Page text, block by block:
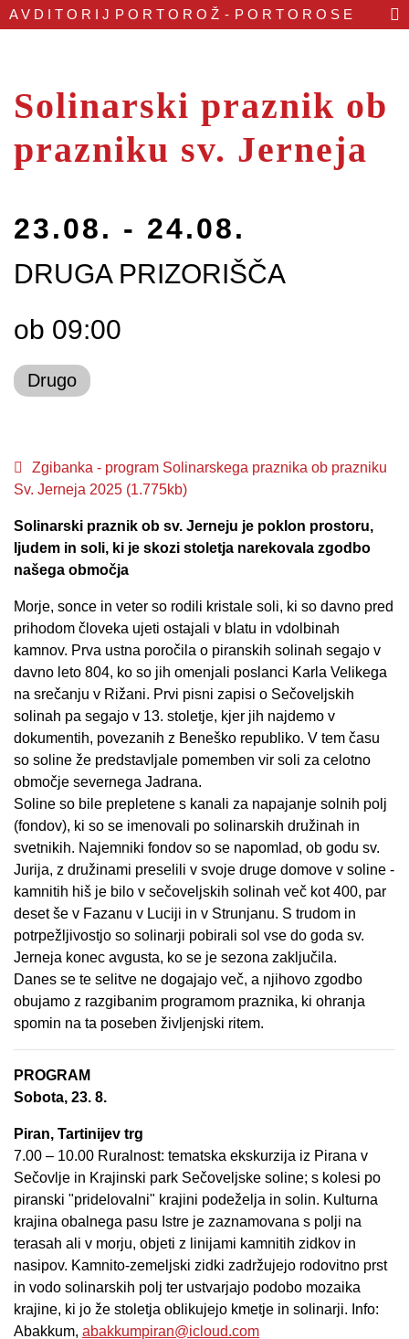
AVDITORIJ PORTOROŽ - PORTOROSE
Solinarski praznik ob
prazniku sv. Jerneja
23.08. - 24.08.
DRUGA PRIZORIŠČA
ob 09:00
Drugo
Zgibanka - program Solinarskega praznika ob prazniku
Sv. Jerneja 2025 (1.775kb)
Solinarski praznik ob sv. Jerneju je poklon prostoru,
ljudem in soli, ki je skozi stoletja narekovala zgodbo
našega območja
Morje, sonce in veter so rodili kristale soli, ki so davno pred
prihodom človeka ujeti ostajali v blatu in vdolbinah
kamnov. Prva ustna poročila o piranskih solinah segajo v
davno leto 804, ko so jih omenjali poslanci Karla Velikega
na srečanju v Rižani. Prvi pisni zapisi o Sečoveljskih
solinah pa segajo v 13. stoletje, kjer jih najdemo v
dokumentih, povezanih z Beneško republiko. V tem času
so soline že predstavljale pomemben vir soli za celotno
območje severnega Jadrana.
Soline so bile prepletene s kanali za napajanje solnih polj
(fondov), ki so se imenovali po solinarskih družinah in
svetnikih. Najemniki fondov so se napomlad, ob godu sv.
Jurija, z družinami preselili v svoje druge domove v soline -
kamnitih hiš je bilo v sečoveljskih solinah več kot 400, par
deset še v Fazanu v Luciji in v Strunjanu. S trudom in
potrpežljivostjo so solinarji pobirali sol vse do goda sv.
Jerneja konec avgusta, ko se je sezona zaključila.
Danes se te selitve ne dogajajo več, a njihovo zgodbo
obujamo z razgibanim programom praznika, ki ohranja
spomin na ta poseben življenjski ritem.
PROGRAM
Sobota, 23. 8.
Piran, Tartinijev trg
7.00 – 10.00 Ruralnost: tematska ekskurzija iz Pirana v
Sečovlje in Krajinski park Sečoveljske soline; s kolesi po
piranski "pridelovalni" krajini podeželja in solin. Kulturna
krajina obalnega pasu Istre je zaznamovana s polji na
terasah ali v morju, objeti z linijami kamnitih zidkov in
nasipov. Kamnito-zemeljski zidki zadržujejo rodovitno prst
in vodo solinarskih polj ter ustvarjajo podobo mozaika
krajine, ki jo že stoletja oblikujejo kmetje in solinarji. Info:
Abakkum, abakkumpiran@icloud.com